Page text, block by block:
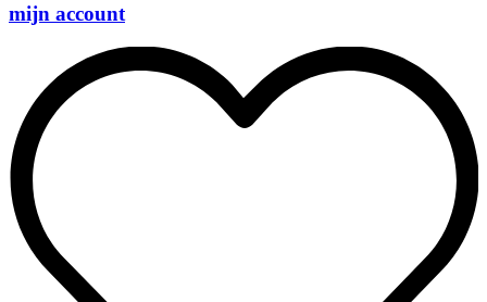
mijn account